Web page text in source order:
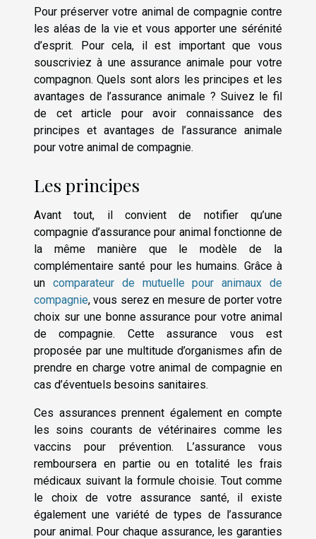
Pour préserver votre animal de compagnie contre
les aléas de la vie et vous apporter une sérénité
d’esprit. Pour cela, il est important que vous
souscriviez à une assurance animale pour votre
compagnon. Quels sont alors les principes et les
avantages de l’assurance animale ? Suivez le fil
de cet article pour avoir connaissance des
principes et avantages de l’assurance animale
pour votre animal de compagnie.
Les principes
Avant tout, il convient de notifier qu’une
compagnie d’assurance pour animal fonctionne de
la même manière que le modèle de la
complémentaire santé pour les humains. Grâce à
un comparateur de mutuelle pour animaux de
compagnie, vous serez en mesure de porter votre
choix sur une bonne assurance pour votre animal
de compagnie. Cette assurance vous est
proposée par une multitude d’organismes afin de
prendre en charge votre animal de compagnie en
cas d’éventuels besoins sanitaires.
Ces assurances prennent également en compte
les soins courants de vétérinaires comme les
vaccins pour prévention. L’assurance vous
remboursera en partie ou en totalité les frais
médicaux suivant la formule choisie. Tout comme
le choix de votre assurance santé, il existe
également une variété de types de l’assurance
pour animal. Pour chaque assurance, les garanties